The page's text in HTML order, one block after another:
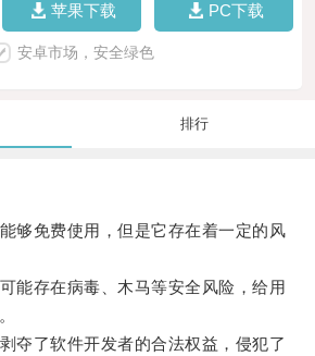
苹果下载 PC下载
安卓市场，安全绿色
排行
免费使用，但是它存在着一定的风
存在病毒、木马等安全风险，给用
了软件开发者的合法权益，侵犯了